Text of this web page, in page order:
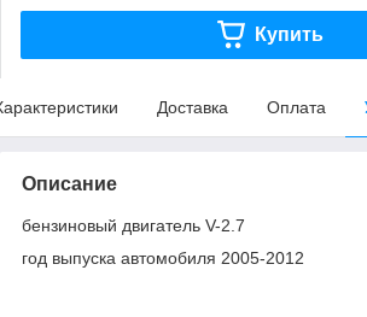
Купить
Доставка Оплата
Описание
бензиновый двигатель V-2.7
год выпуска автомобиля 2005-2012